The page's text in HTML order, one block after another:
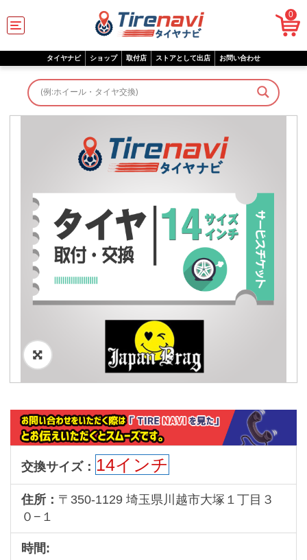
C
a
e
0
タイヤナビ ショップ 取付店 ストアとして出店 お問い合わせ
🔍
交換サイズ： 14インチ
住所： 〒350-1129 埼玉県川越市大塚１丁目３
０−１
時間: